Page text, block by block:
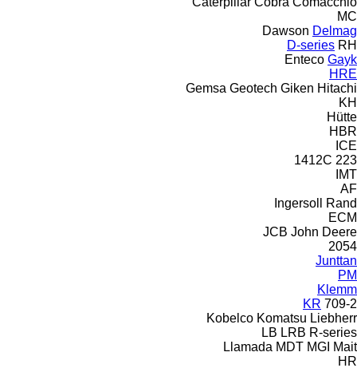
MC
Dawson Delmag
D-series RH
Enteco Gayk
HRE
Gemsa Geotech Giken Hitachi
KH
Hütte
HBR
ICE
223
1412C
IMT
AF
Ingersoll Rand
ECM
JCB John Deere
2054
Junttan
PM
Klemm
709-2
KR
Kobelco Komatsu Liebherr
LB LRB R-series
Llamada MDT MGI Mait
HR